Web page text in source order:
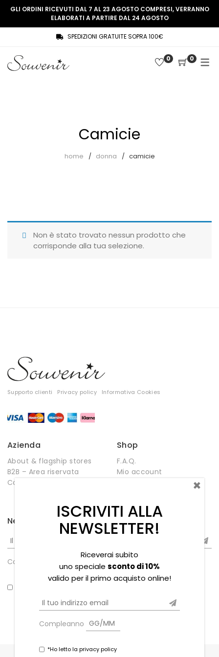
SHOP
Souvenir Privée
Giubbotti
Tute
Tutti
Gift Card
COLLEZIONE
THREE WOMEN, ONE MEMORY
GLI ORDINI RICEVUTI DAL 7 AL 23 AGOSTO COMPRESI, VERRANNO
ELABORATI A PARTIRE DAL 24 AGOSTO
SPEDIZIONI GRATUITE SOPRA 100€
0 0
Camicie
home donna camicie
Non è stato trovato nessun prodotto che
corrisponde alla tua selezione.
Supporto clienti Privacy policy Informativa Cookies
Azienda
About & flagship stores
B2B – Area riservata
Contatti
Shop
F.A.Q.
Mio account
Newsletter
Compleanno
ISCRIVITI ALLA
NEWSLETTER!
Riceverai subito
uno speciale sconto di 10%
valido per il primo acquisto online!
Compleanno
*Ho letto la privacy policy
×